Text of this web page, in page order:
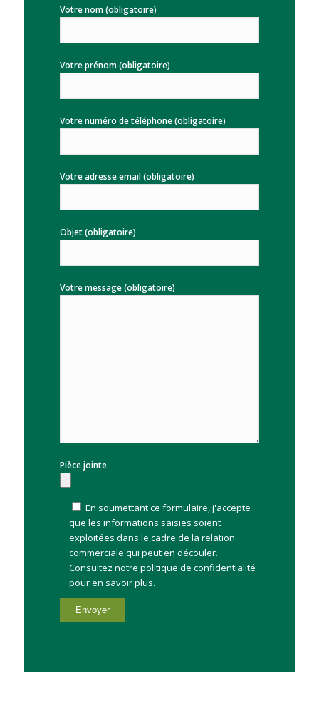
Votre nom (obligatoire)
Votre prénom (obligatoire)
Votre numéro de téléphone (obligatoire)
Votre adresse email (obligatoire)
Objet (obligatoire)
Votre message (obligatoire)
Pièce jointe
En soumettant ce formulaire, j'accepte
que les informations saisies soient
exploitées dans le cadre de la relation
commerciale qui peut en découler.
Consultez notre politique de confidentialité
pour en savoir plus.